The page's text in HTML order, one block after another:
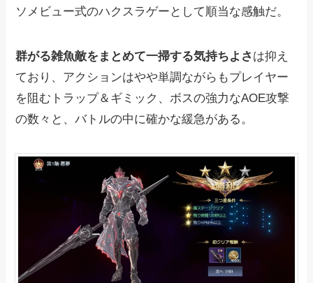
ソメビュー式のハクスラゲーとして順当な感触だ。
群がる雑魚敵をまとめて一掃する気持ちよさ は抑え
ており、アクションはやや単調ながらもプレイヤー
を阻むトラップ＆ギミック、ボスの強力なAOE攻撃
の数々と、バトルの中に確かな緩急がある。